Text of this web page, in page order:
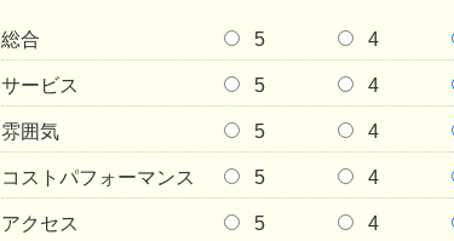
総合 5 4
サービス 5 4
雰囲気 5 4
コストパフォーマンス 5 4
アクセス 5 4